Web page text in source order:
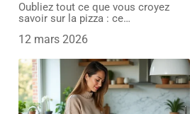
Oubliez tout ce que vous croyez
savoir sur la pizza : ce…
12 mars 2026